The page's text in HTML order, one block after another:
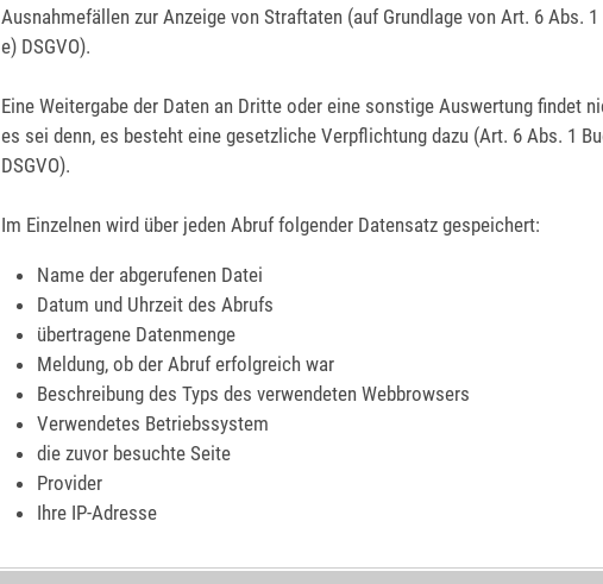
Ausnahmefällen zur Anzeige von Straftaten (auf Grundlage von Art. 6 Abs. 1
e) DSGVO).
Eine Weitergabe der Daten an Dritte oder eine sonstige Auswertung findet
es sei denn, es besteht eine gesetzliche Verpflichtung dazu (Art. 6 Abs. 1
DSGVO).
Im Einzelnen wird über jeden Abruf folgender Datensatz gespeichert:
Name der abgerufenen Datei
Datum und Uhrzeit des Abrufs
übertragene Datenmenge
Meldung, ob der Abruf erfolgreich war
Beschreibung des Typs des verwendeten Webbrowsers
Verwendetes Betriebssystem
die zuvor besuchte Seite
Provider
Ihre IP-Adresse